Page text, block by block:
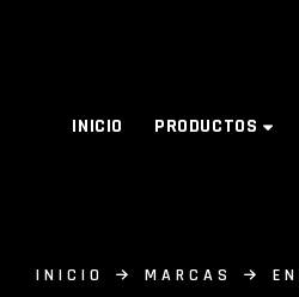
INICIO PRODUCTOS
INICIO MARCAS